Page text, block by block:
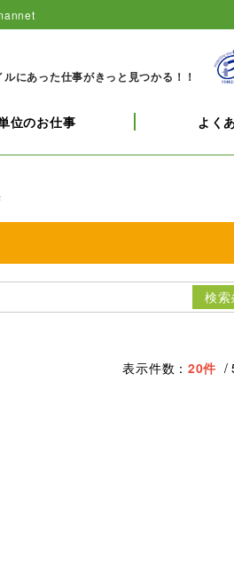
にあった仕事がきっと見つかる！！
位のお仕事 よく
検索
表示件数： 20件